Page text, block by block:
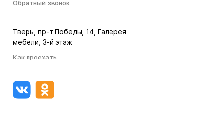
Обратный звонок
Тверь, пр-т Победы, 14, Галерея
мебели, 3-й этаж
Как проехать